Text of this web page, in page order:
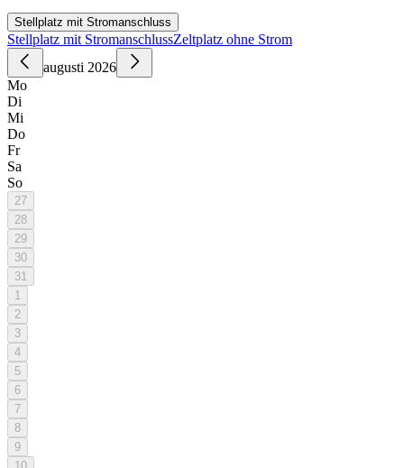
Stellplatz mit Stromanschluss
Stellplatz mit StromanschlussZeltplatz ohne Strom
augusti 2026
Mo
Di
Mi
Do
Fr
Sa
So
27
28
29
30
31
1
2
3
4
5
6
7
8
9